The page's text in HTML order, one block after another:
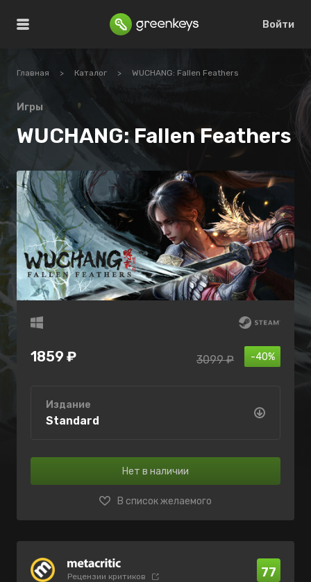
Войти
Главная > Каталог > WUCHANG: Fallen Feathers
Игры
WUCHANG: Fallen Feathers
1859 ₽ -40%
3099 ₽
Издание
Standard
Нет в наличии
В список желаемого
Рецензии критиков 77